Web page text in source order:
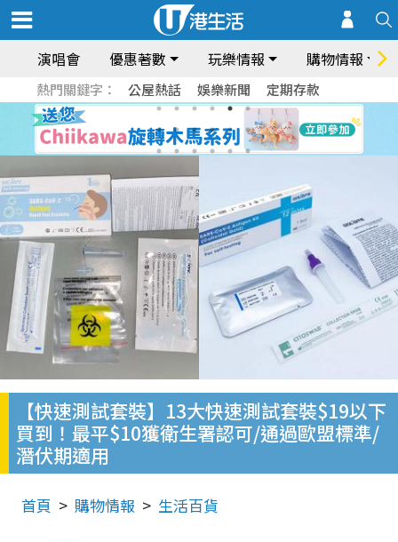
演唱會 優惠著數 玩樂情報 購物情報
熱門關鍵字： 公屋熱話 娛樂新聞 定期存款
【快速測試套裝】13大快速測試套裝$19以下
買到！最平$10獲衛生署認可/通過歐盟標準/
潛伏期適用
首頁 購物情報 生活百貨